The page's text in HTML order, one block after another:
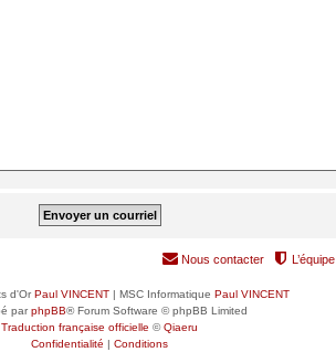
L’équipe
Nous contacter
d'OrPaul VINCENT| MSC Informatique Paul VINCENT
parphpBB® Forum Software © phpBB Limited
Traduction française officielle ©Qiaeru
Confidentialité | Conditions